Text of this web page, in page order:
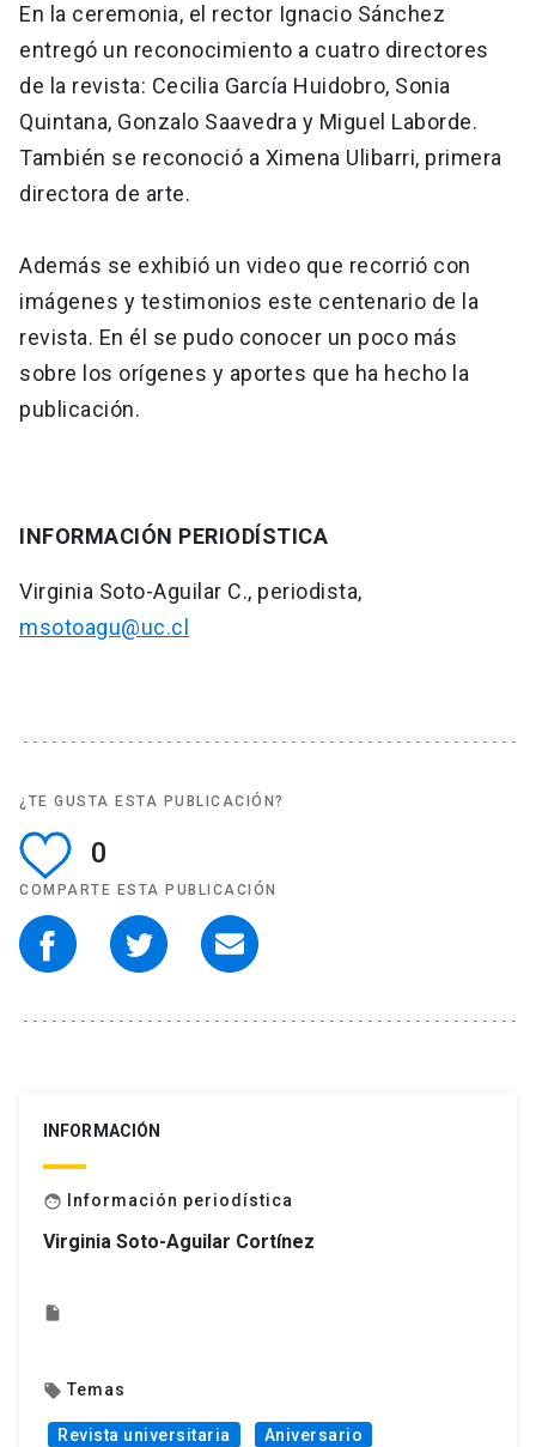
En la ceremonia, el rector Ignacio Sánchez
entregó un reconocimiento a cuatro directores
de la revista: Cecilia García Huidobro, Sonia
Quintana, Gonzalo Saavedra y Miguel Laborde.
También se reconoció a Ximena Ulibarri, primera
directora de arte.
Además se exhibió un video que recorrió con
imágenes y testimonios este centenario de la
revista. En él se pudo conocer un poco más
sobre los orígenes y aportes que ha hecho la
publicación.
INFORMACIÓN PERIODÍSTICA
Virginia Soto-Aguilar C., periodista,
msotoagu@uc.cl
¿TE GUSTA ESTA PUBLICACIÓN?
0
COMPARTE ESTA PUBLICACIÓN
INFORMACIÓN
face Información periodística
Virginia Soto-Aguilar Cortínez
insert_drive_file
local_offer Temas
Revista universitaria Aniversario